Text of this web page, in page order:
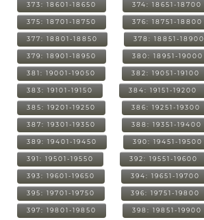
373: 18601-18650 374: 18651-18700
375: 18701-18750 376: 18751-18800
377: 18801-18850 378: 18851-18900
379: 18901-18950 380: 18951-19000
381: 19001-19050 382: 19051-19100
383: 19101-19150 384: 19151-19200
385: 19201-19250 386: 19251-19300
387: 19301-19350 388: 19351-19400
389: 19401-19450 390: 19451-19500
391: 19501-19550 392: 19551-19600
393: 19601-19650 394: 19651-19700
395: 19701-19750 396: 19751-19800
397: 19801-19850 398: 19851-19900